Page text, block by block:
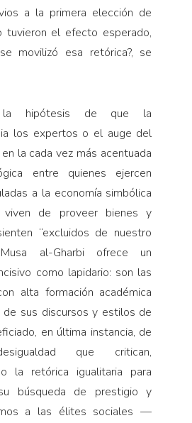
a la primera elección de
tuvieron el efecto esperado,
movilizó esa retórica?, se
la hipótesis de que la
los expertos o el auge del
la cada vez más acentuada
entre quienes ejercen
a la economía simbólica
de proveer bienes y
“excluidos de nuestro
al-Gharbi ofrece un
como lapidario: son las
alta formación académica
de sus discursos y estilos de
en última instancia, de
que critican,
la retórica igualitaria para
búsqueda de prestigio y
a las élites sociales —